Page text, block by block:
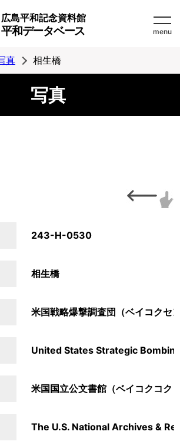
広島平和記念資料館
平和データベース menu
真 相生橋
写真
243-H-0530
相生橋
米国戦略爆撃調査団（ベイコクセ
United States Strategic
米国国立公文書館（ベイコクコク
The U.S. National Archives &